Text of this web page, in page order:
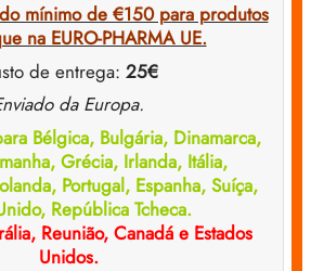
mínimo de €150 para produtos
na EURO-PHARMA UE.
de entrega: 25€
da Europa.
Bélgica, Bulgária, Dinamarca,
Grécia, Irlanda, Itália,
Portugal, Espanha, Suíça,
República Tcheca.
Reunião, Canadá e Estados
Unidos.